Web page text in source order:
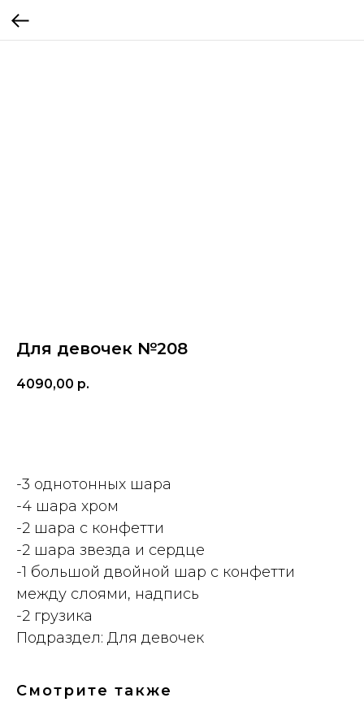
Для девочек №208
4090,00 р.
-3 однотонных шара
-4 шара хром
-2 шара с конфетти
-2 шара звезда и сердце
-1 большой двойной шар с конфетти
между слоями, надпись
-2 грузика
Подраздел: Для девочек
Смотрите также